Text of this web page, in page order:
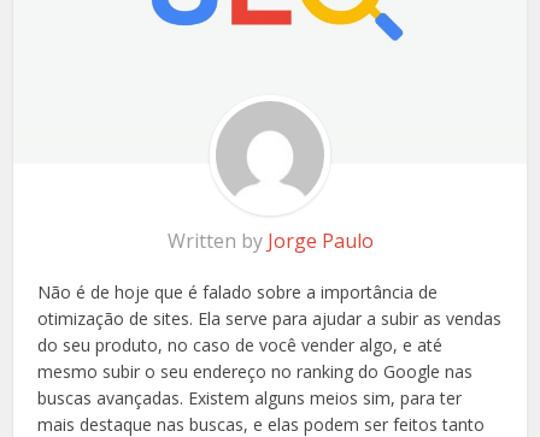
Written by Jorge Paulo
Não é de hoje que é falado sobre a importância de
otimização de sites. Ela serve para ajudar a subir as vendas
do seu produto, no caso de você vender algo, e até
mesmo subir o seu endereço no ranking do Google nas
buscas avançadas. Existem alguns meios sim, para ter
mais destaque nas buscas, e elas podem ser feitos tanto